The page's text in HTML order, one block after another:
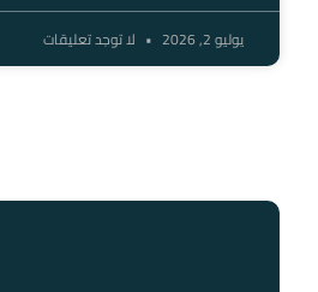
يوليو 2, 2026 لا توجد تعليقات